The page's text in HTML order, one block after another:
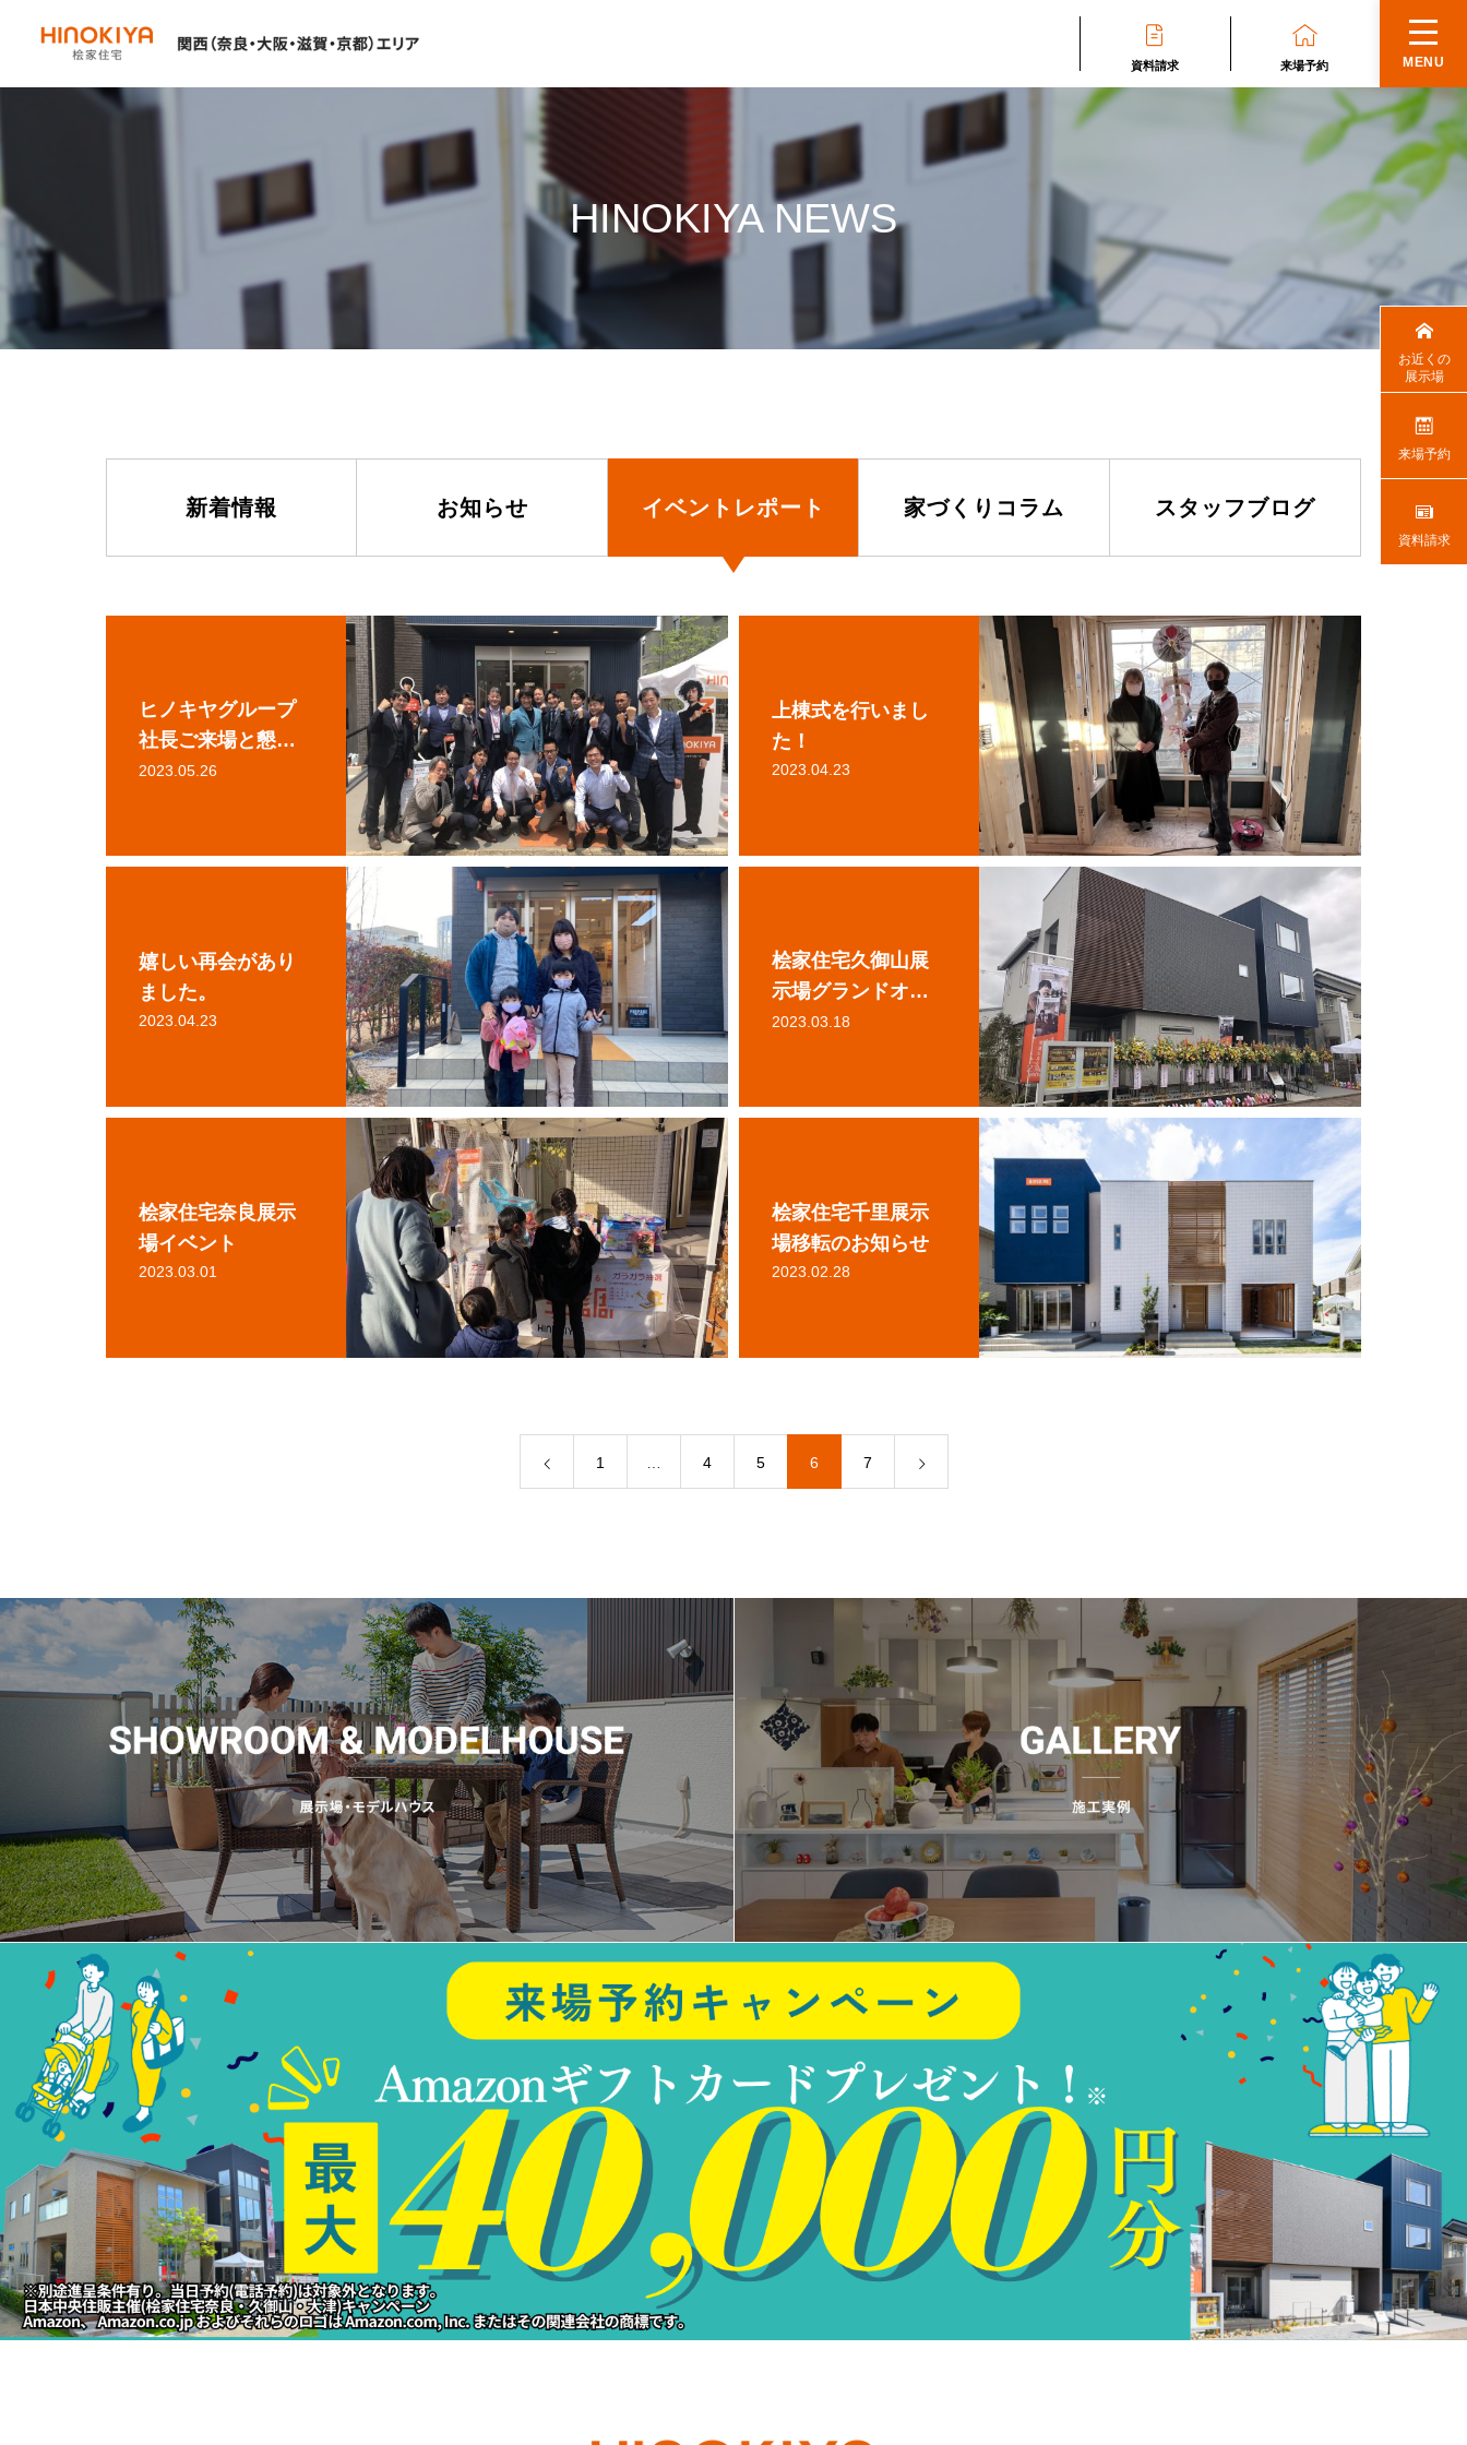
資料請求 来場予約 MENU
HINOKIYA NEWS
新着情報 お知らせ イベントレポート 家づくりコラム スタッフブログ
ヒノキヤグループ
社長ご来場と懇親
会
2023.05.26
上棟式を行いまし
た！
2023.04.23
嬉しい再会があり
ました。
2023.04.23
桧家住宅久御山展
示場グランドオー
プン
2023.03.18
桧家住宅奈良展示
場イベント
2023.03.01
桧家住宅千里展示
場移転のお知らせ
2023.02.28
1 4 5 6 7
お近くの
展示場
来場予約
資料請求